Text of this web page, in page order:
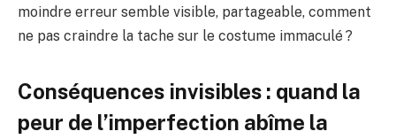
moindre erreur semble visible, partageable, comment
ne pas craindre la tache sur le costume immaculé ?
Conséquences invisibles : quand la
peur de l’imperfection abîme la